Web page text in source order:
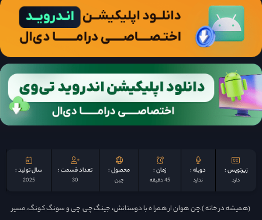
زیرنویس :
دارد
دوبله :
ندارد
زمان :
45 دقیقه
محصول :
چين
تعداد قسمت :
30
سال تولید :
2025
(همیشه در خانه).چن هوان ار همراه با دوستانش، جینگ چی چی و سونگ کونگ، مسیر